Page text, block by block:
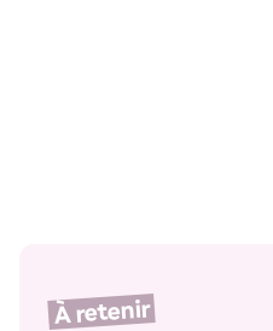
À retenir